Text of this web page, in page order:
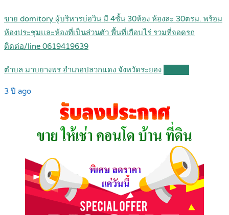
ขาย domitory ผู้บริหารบ่อวิน มี 4ชั้น 30ห้อง ห้องละ 30ตรม. พร้อม
ห้องประชุมและห้องที่เป็นส่วนตัว พื้นที่เกือบไร่ รวมที่จอดรถ
ติดต่อ/line 0619419639
ตำบล มาบยางพร อำเภอปลวกแดง จังหวัดระยอง
3 ปี ago